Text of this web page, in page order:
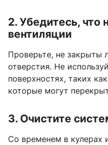
2. Убедитесь, что
вентиляции
Проверьте, не закрыты
отверстия. Не
поверхностях, таких
которые могут
3. Очистите
Со временем в кулерах